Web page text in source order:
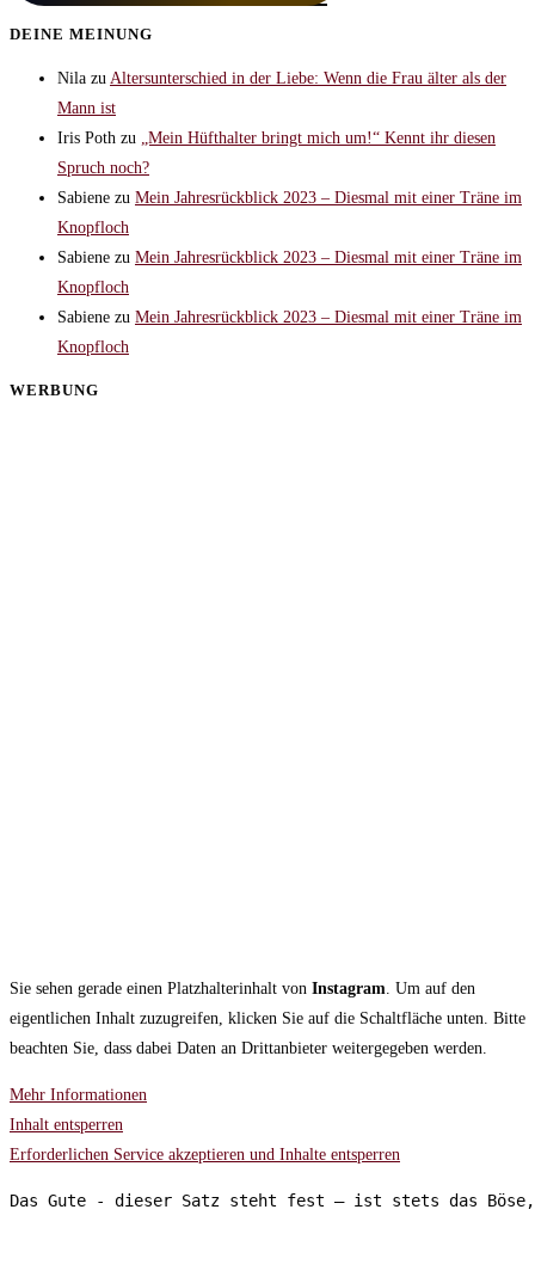
DEINE MEINUNG
Nila zu Altersunterschied in der Liebe: Wenn die Frau älter als der
Mann ist
Iris Poth zu
„Mein Hüfthalter bringt mich um!“ Kennt ihr diesen
Spruch noch?
Sabiene zu Mein Jahresrückblick 2023 – Diesmal mit einer Träne im
Knopfloch
Sabiene zu Mein Jahresrückblick 2023 – Diesmal mit einer Träne im
Knopfloch
Sabiene zu Mein Jahresrückblick 2023 – Diesmal mit einer Träne im
Knopfloch
WERBUNG
Sie sehen gerade einen Platzhalterinhalt von Instagram. Um auf den
eigentlichen Inhalt zuzugreifen, klicken Sie auf die Schaltfläche unten. Bitte
beachten Sie, dass dabei Daten an Drittanbieter weitergegeben werden.
Mehr Informationen
Inhalt entsperren
Erforderlichen Service akzeptieren und Inhalte entsperren
Das Gute - dieser Satz steht fest – ist stets das Böse,